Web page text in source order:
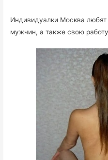
Индивидуалки Москва любят
мужчин, а также свою